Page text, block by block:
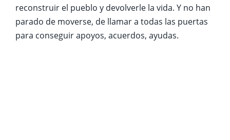
reconstruir el pueblo y devolverle la vida. Y no han
parado de moverse, de llamar a todas las puertas
para conseguir apoyos, acuerdos, ayudas.